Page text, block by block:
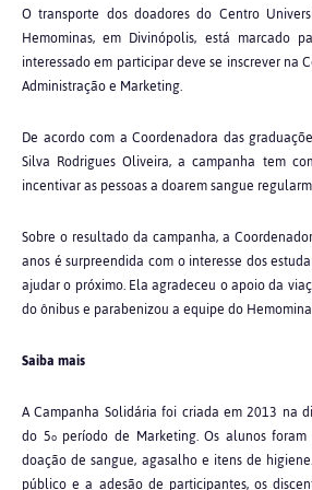
O transporte dos doadores do Centro
Hemominas, em Divinópolis, está
interessado em participar deve se inscrever na
Administração e Marketing.
De acordo com a Coordenadora das
Silva Rodrigues Oliveira, a campanha tem
incentivar as pessoas a doarem sangue
Sobre o resultado da campanha, a
anos é surpreendida com o interesse dos
ajudar o próximo. Ela agradeceu o apoio da
do ônibus e parabenizou a equipe do
Saiba mais
A Campanha Solidária foi criada em 2013 na
do 5operíodo de Marketing. Os alunos
doação de sangue, agasalho e itens de